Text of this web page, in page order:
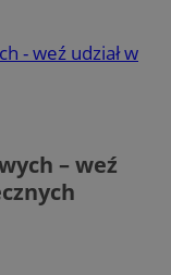
- weź udział w
– weź